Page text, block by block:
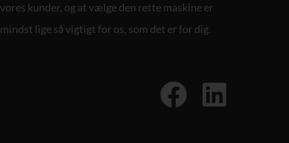
vores kunder, og at vælge den rette maskine er
mindst lige så vigtigt for os, som det er for dig.